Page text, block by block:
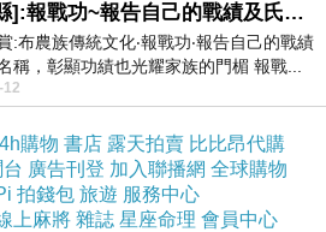
[南投縣]:報戰功~報告自己的戰績及氏族名稱，彰顯功績也光耀家族的門楣
:布農族傳統文化‧報戰功‧報告自己的戰績
稱，彰顯功績也光耀家族的門楣 報戰...
12
購物 書店 露天拍賣 比比昂代購
廣告刊登 加入聯播網 全球購物
拍錢包 旅遊 服務中心
上麻將 雜誌 星座命理 會員中心